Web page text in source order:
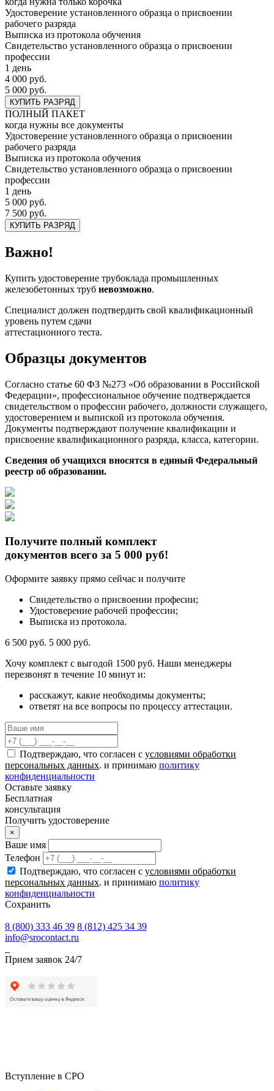
Удостоверение установленного образца о присвоении
рабочего разряда
Выписка из протокола обучения
Свидетельство установленного образца о присвоении
профессии
1 день
4 000 руб.
5 000 руб.
КУПИТЬ РАЗРЯД
ПОЛНЫЙ ПАКЕТ
когда нужны все документы
Удостоверение установленного образца о присвоении
рабочего разряда
Выписка из протокола обучения
Свидетельство установленного образца о присвоении
профессии
1 день
5 000 руб.
7 500 руб.
КУПИТЬ РАЗРЯД
Важно!
Купить удостоверение трубоклада промышленных
железобетонных труб невозможно.
Специалист должен подтвердить свой квалификационный
уровень путем сдачи
аттестационного теста.
Образцы документов
Согласно статье 60 ФЗ №273 «Об образовании в Российской
Федерации», профессиональное обучение подтверждается
свидетельством о профессии рабочего, должности служащего,
удостоверением и выпиской из протокола обучения.
Документы подтверждают получение квалификации и
присвоение квалификационного разряда, класса, категории.
Сведения об учащихся вносятся в единый Федеральный
реестр об образовании.
Получите полный комплект
документов всего за 5 000 руб!
Оформите заявку прямо сейчас и получите
Свидетельство о присвоении професии;
Удостоверение рабочей профессии;
Выписка из протокола.
6 500 руб. 5 000 руб.
Хочу комплект с выгодой 1500 руб. Наши менеджеры
перезвонят в течение 10 минут и:
расскажут, какие необходимы документы;
ответят на все вопросы по процессу аттестации.
Подтверждаю, что согласен с условиями обработки
персональных данных. и принимаю политику
конфиденциальности
Оставьте заявку
Бесплатная
консультация
Получить удостоверение
×
Ваше имя
Телефон
Подтверждаю, что согласен с условиями обработки
персональных данных. и принимаю политику
конфиденциальности
Сохранить
8 (800) 333 46 39 8 (812) 425 34 39
info@srocontact.ru
Прием заявок 24/7
Вступление в СРО